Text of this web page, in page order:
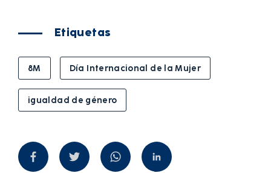
Etiquetas
8M Día Internacional de la Mujer
igualdad de género